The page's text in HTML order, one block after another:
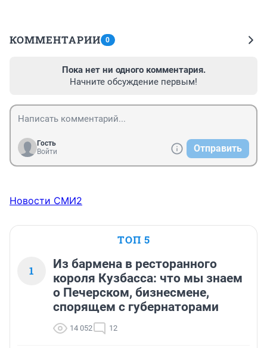
КОММЕНТАРИИ 0
Пока нет ни одного комментария.
Начните обсуждение первым!
Гость
Войти
Отправить
Новости СМИ2
ТОП 5
1
Из бармена в ресторанного
короля Кузбасса: что мы знаем
о Печерском, бизнесмене,
спорящем с губернаторами
14 052 12